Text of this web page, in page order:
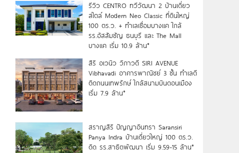
รีวิว CENTRO ทวีวัฒนา 2 บ้านเดี่ยว
สไตล์ Modern Neo Classic ที่ดินใหญ่
100 ตร.ว. + ทำเลเชื่อมบางแค ใกล้
รร.อัสสัมชัญ ธนบุรี และ The Mall
บางแค เริ่ม 10.9 ล้าน*
สิริ อเวนิว วิภาวดี SIRI AVENUE
Vibhavadi อาคารพาณิชย์ 3 ชั้น ทำเลดี
ติดถนนเทพรักษ์ ใกล้สนามบินดอนเมือง
เริ่ม 7.9 ล้าน*
สราญสิริ ปัญญาอินทรา Saransiri
Panya Indra บ้านเดี่ยวใหญ่ 100 ตร.ว.
ดิด รร.สาธิตพัฒนา เริ่ม 9.59-15 ล้าน*